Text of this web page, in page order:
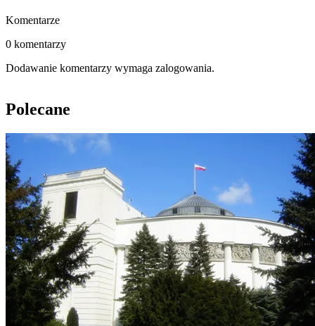
Komentarze
0 komentarzy
Dodawanie komentarzy wymaga zalogowania.
Polecane